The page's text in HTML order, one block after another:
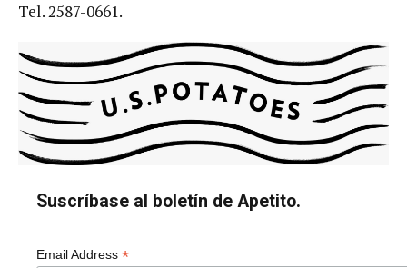
Tel. 2587-0661.
Suscríbase al boletín de Apetito.
Email Address *